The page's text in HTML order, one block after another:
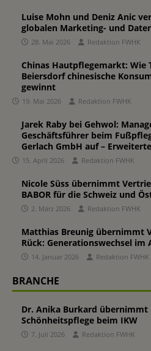
Luise Mohn und Deniz Anic
globalen Marketing- und
28. Mai 2026 Redaktion FWHK
Chinas Hautpflegemarkt:
Beiersdorf chinesische
gewinnt
19. Mai 2026 Redaktion FWHK
Jarek Raby bei Gehwol:
Geschäftsführer beim
Gerlach GmbH auf –
15. April 2026 Redaktion FWHK
Nicole Süss übernimmt
BABOR für die Schweiz und
2. März 2026 Redaktion FWHK
Matthias Breunig übernimmt
Rück: Generationswechsel
14. Januar 2026 Redaktion FWHK
BRANCHE
Dr. Anika Burkard übernimmt
Schönheitspflege beim IKW
7. Juli 2026 Redaktion FWHK